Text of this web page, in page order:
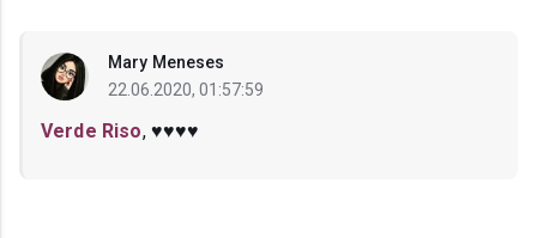
Mary Meneses
22.06.2020, 01:57:59
Verde Riso, ♥️♥️♥️♥️